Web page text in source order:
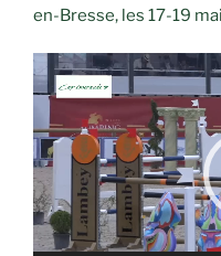
en-Bresse, les 17-19
Lecteur
vidéo